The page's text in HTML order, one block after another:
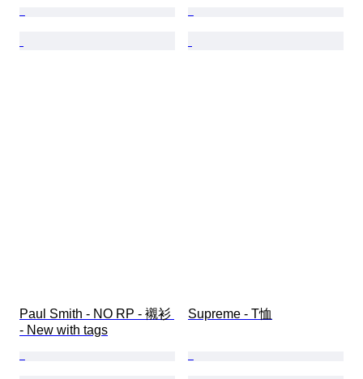
Paul Smith - NO RP - 襯衫
- New with tags
Supreme - T恤